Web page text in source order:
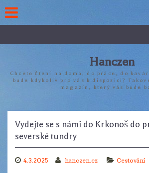
to
content
Hanczen
Chcete čtení na doma, do práce, do
bude kdykoliv pro vás k dispozici?
magazín, který vás bude
Vydejte se s námi do Krkonoš do
severské tundry
4.3.2025 hanczen.cz Cestování